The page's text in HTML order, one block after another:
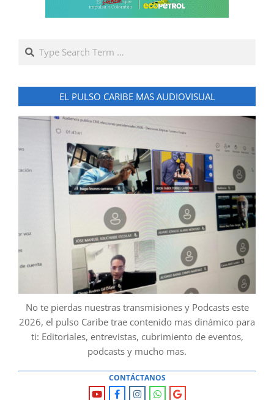
Search
EL PULSO CARIBE MAS AUDIOVISUAL
No te pierdas nuestras transmisiones y Podcasts este
2026, el pulso Caribe trae contenido mas dinámico para
ti: Editoriales, entrevistas, cubrimiento de eventos,
podcasts y mucho mas.
CONTÁCTANOS